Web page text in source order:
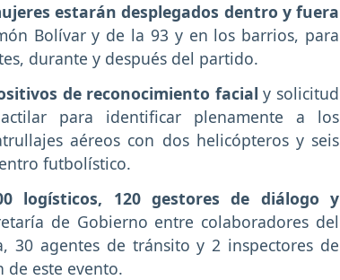
estarán desplegados dentro y fuera
Bolívar y de la 93 y en los barrios, para
durante y después del partido.
de reconocimiento facial y solicitud
para identificar plenamente a los
aéreos con dos helicópteros y seis
futbolístico.
logísticos, 120 gestores de diálogo y
de Gobierno entre colaboradores del
30 agentes de tránsito y 2 inspectores de
de este evento.